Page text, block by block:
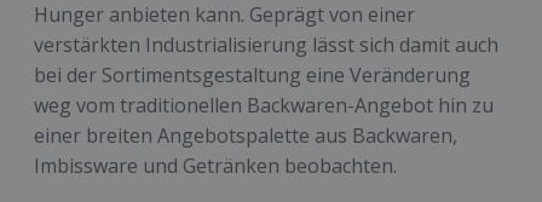
Hunger anbieten kann. Geprägt von einer
verstärkten Industrialisierung lässt sich damit auch
bei der Sortimentsgestaltung eine Veränderung
weg vom traditionellen Backwaren-Angebot hin zu
einer breiten Angebotspalette aus Backwaren,
Imbissware und Getränken beobachten.